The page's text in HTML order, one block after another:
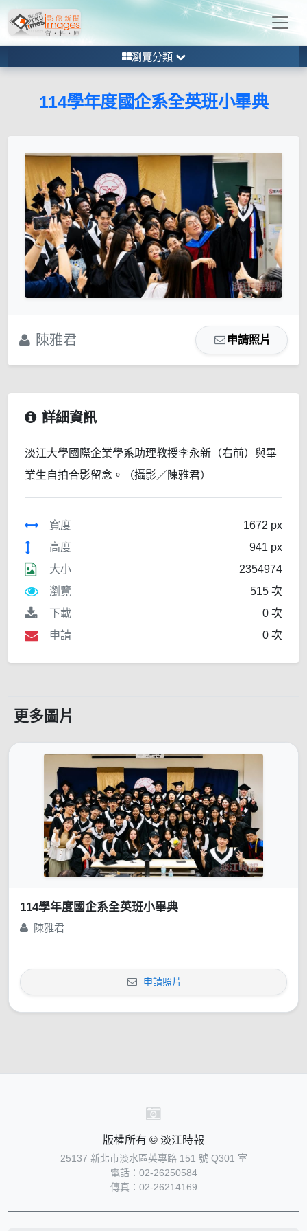
瀏覽分類
114學年度國企系全英班小畢典
陳雅君 申請照片
詳細資訊
淡江大學國際企業學系助理教授李永新（右前）與畢
業生自拍合影留念。（攝影／陳雅君）
寬度
1672 px
高度
941 px
大小
2354974
瀏覽
515 次
下載
0 次
申請
0 次
更多圖片
114學年度國企系全英班小畢典
陳雅君
申請照片
版權所有 © 淡江時報
25137 新北市淡水區英專路 151 號 Q301 室
電話：02-26250584
傳真：02-26214169